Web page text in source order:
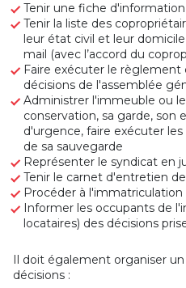
Tenir une fiche
Tenir la liste des
leur état civil et leur
mail (avec l’accord du
Faire exécuter le
décisions de l'assemblée
Administrer l'immeuble ou
conservation, sa garde, son
d'urgence, faire exécuter
de sa sauvegarde
Représenter le syndicat en
Tenir le carnet d'entretien
Procéder à
Informer les occupants de
locataires) des décisions
Il doit également organiser
décisions :